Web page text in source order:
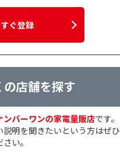
ぐ登録
の店舗を探す
ンバーワンの家電量販店です。
明を聞きたいという方はぜひ
い。